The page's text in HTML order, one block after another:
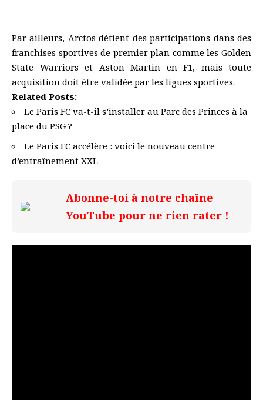
Par ailleurs, Arctos détient des participations dans des
franchises sportives de premier plan comme les Golden
State Warriors et Aston Martin en F1, mais toute
acquisition doit être validée par les ligues sportives.
Related Posts:
Le Paris FC va-t-il s’installer au Parc des Princes à la
place du PSG ?
Le Paris FC accélère : voici le nouveau centre
d’entraînement XXL
Abonne-toi à notre chaîne
YouTube pour ne rien rater !